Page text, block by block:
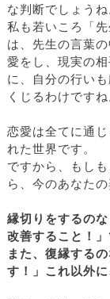
な判断でしょうね
私も若いころ「
は、先生の言葉
愛をし、現実の
に、自分の行い
くじるわけですね
恋愛は全てに通
れた世界です。
ですから、もし
ら、今のあなた
縁切りをするの
改善すること！」
また、復縁する
す！」これ以外